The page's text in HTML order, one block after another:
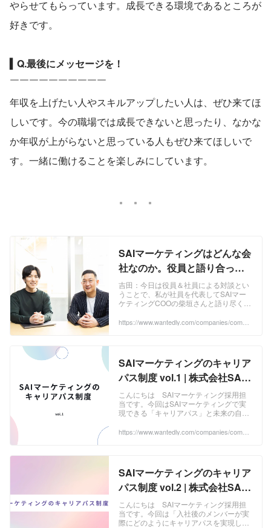
やらせてもらっています。成長できる環境であるところが
好きです。
▍Q.最後にメッセージを！
￣￣￣￣￣￣￣￣￣￣
年収を上げたい人やスキルアップしたい人は、ぜひ来てほ
しいです。今の職場では成長できないと思ったり、なかな
か年収が上がらないと思っている人もぜひ来てほしいで
す。一緒に働けることを楽しみにしています。
SAIマーケティングはどんな会
社なのか。役員と語り合って
みる。 | 株式会社SAIマーケテ
ィング
吉田：今日は役員＆社員による対談とい
うことで、私が社員を代表してSAIマー
ケティングCOOの柴垣さんと語り尽くす
いただきありがとうございます。柴垣：
https://www.wantedly.com/companies/compa
SAIマーケティングのキャリア
パス制度 vol.1 | 株式会社SAI
マーケティング
こんにちは SAIマーケティング採用担
当です。今回はSAIマーケティングで実
現できる「キャリアパス」と未来の自分
までの道のり、そして具体的な年収イメ
https://www.wantedly.com/companies/compa
SAIマーケティングのキャリア
パス制度 vol.2 | 株式会社SAI
マーケティング
こんにちは SAIマーケティング採用担
当です。今回は「入社後のメンバーが実
際にどのようにキャリアパスを実現して